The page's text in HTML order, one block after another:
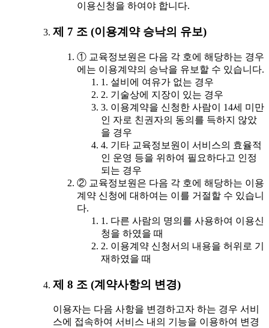
이용신청을 하여야 합니다.
제 7 조 (이용계약 승낙의 유보)
① 교육정보원은 다음 각 호에 해당하는 경우
에는 이용계약의 승낙을 유보할 수 있습니다.
1. 설비에 여유가 없는 경우
2. 기술상에 지장이 있는 경우
3. 이용계약을 신청한 사람이 14세 미만
인 자로 친권자의 동의를 득하지 않았
을 경우
4. 기타 교육정보원이 서비스의 효율적
인 운영 등을 위하여 필요하다고 인정
되는 경우
② 교육정보원은 다음 각 호에 해당하는 이용
계약 신청에 대하여는 이를 거절할 수 있습니
다.
1. 다른 사람의 명의를 사용하여 이용신
청을 하였을 때
2. 이용계약 신청서의 내용을 허위로 기
재하였을 때
제 8 조 (계약사항의 변경)
이용자는 다음 사항을 변경하고자 하는 경우 서비
스에 접속하여 서비스 내의 기능을 이용하여 변경